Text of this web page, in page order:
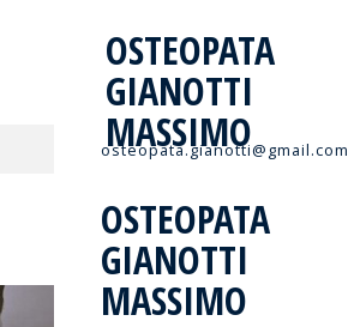
OSTEOPATA
GIANOTTI
MASSIMO
osteopata.gianotti@gmail.com
OSTEOPATA
GIANOTTI
MASSIMO